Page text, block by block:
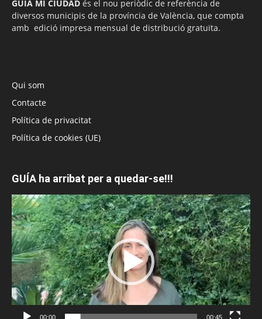
GUÍA MI CIUDAD és el nou periòdic de referència de
diversos municipis de la província de València, que compta
amb edició impresa mensual de distribució gratuïta.
Qui som
Contacte
Política de privacitat
Política de cookies (UE)
GUÍA ha arribat per a quedar-se!!!
Reproductor
de
vídeo
00:00 00:45